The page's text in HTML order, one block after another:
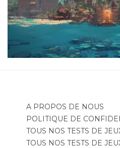
A PROPOS DE NOUS
POLITIQUE DE
TOUS NOS TESTS DE
TOUS NOS TESTS DE